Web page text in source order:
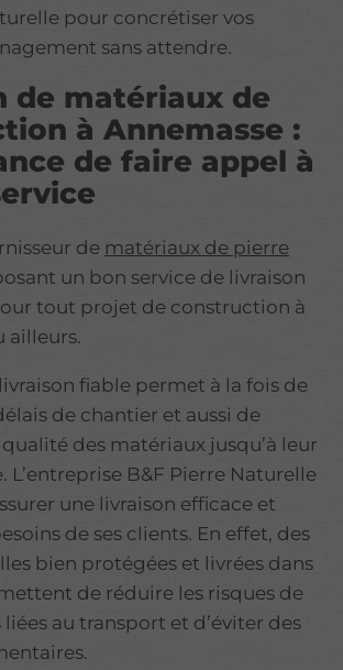
pour concrétiser vos
sans attendre.
de matériaux de
à Annemasse :
de faire appel à
de matériaux de pierre
un bon service de livraison
tout projet de construction à
ailleurs.
fiable permet à la fois de
de chantier et aussi de
qualité des matériaux jusqu’à leur
L’entreprise B&F Pierre Naturelle
une livraison efficace et
de ses clients. En effet, des
bien protégées et livrées dans
de réduire les risques de
au transport et d’éviter des